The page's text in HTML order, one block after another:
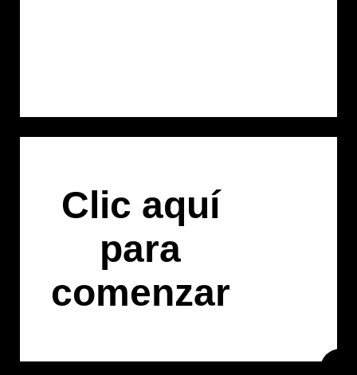
Clic aquí
para
comenzar